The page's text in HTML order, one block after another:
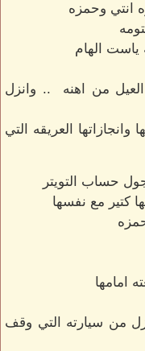
انتي وحمزه
ياست الهام
من اهنه .. وانزل
العريقه التي
حساب التويتر
كتير مع نفسها
امامها
من سيارته التي وقف